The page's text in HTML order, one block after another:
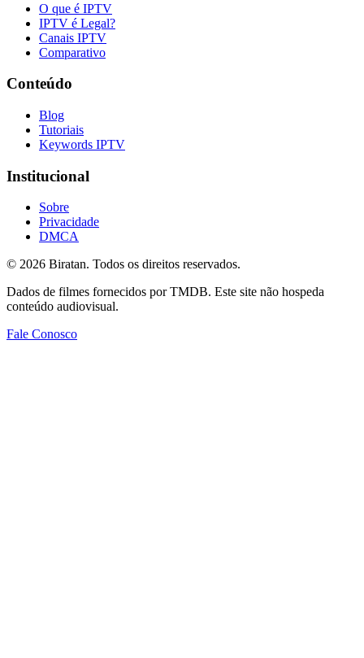
O que é IPTV
IPTV é Legal?
Canais IPTV
Comparativo
Conteúdo
Blog
Tutoriais
Keywords IPTV
Institucional
Sobre
Privacidade
DMCA
© 2026 Biratan. Todos os direitos reservados.
Dados de filmes fornecidos por TMDB. Este site não hospeda
conteúdo audiovisual.
Fale Conosco